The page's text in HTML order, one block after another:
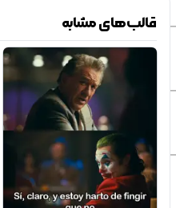
قالب‌های مشابه